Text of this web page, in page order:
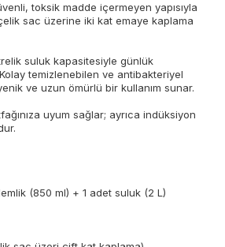
toksik madde içermeyen yapısıyla
sac üzerine iki kat emaye kaplama
suluk kapasitesiyle günlük
temizlenebilen ve antibakteriyel
ve uzun ömürlü bir kullanım sunar.
uyum sağlar; ayrıca indüksiyon
(850 ml) + 1 adet suluk (2 L)